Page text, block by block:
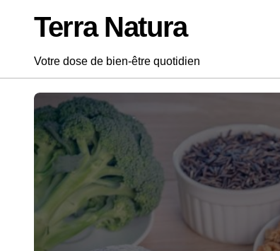
Terra Natura
Votre dose de bien-être quotidien